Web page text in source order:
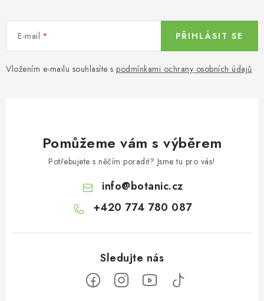
E-mail
Vložením e-mailu souhlasíte s podmínkami ochrany osobních údajů
PŘIHLÁSIT SE
Pomůžeme vám s výběrem
Potřebujete s něčím poradit? Jsme tu pro vás!
info@botanic.cz
+420 774 780 087